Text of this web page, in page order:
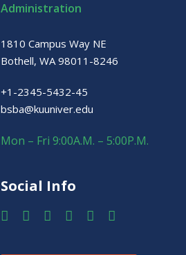
Administration
1810 Campus Way NE
Bothell, WA 98011-8246
+1-2345-5432-45
bsba@kuuniver.edu
Mon – Fri 9:00A.M. – 5:00P.M.
Social Info